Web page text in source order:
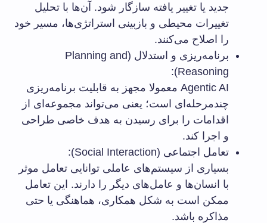
جدید یا تغییر یافته سازگار شود. آن‌ها با تحلیل
تغییرات محیطی و بازبینی استراتژی‌ها، مسیر خود
را اصلاح می‌کنند.
برنامه‌ریزی و استدلال (Planning and
Reasoning):
Agentic AI معمولا مجهز به قابلیت برنامه‌ریزی
چندمرحله‌ای است؛ یعنی می‌تواند مجموعه‌ای از
اقدامات را برای رسیدن به هدف خاصی طراحی
و اجرا کند.
تعامل اجتماعی (Social Interaction):
بسیاری از سیستم‌های عاملی توانایی تعامل موثر
با انسان‌ها و عامل‌های دیگر را دارند. این تعامل
ممکن است به شکل همکاری، هماهنگی یا حتی
مذاکره باشد.